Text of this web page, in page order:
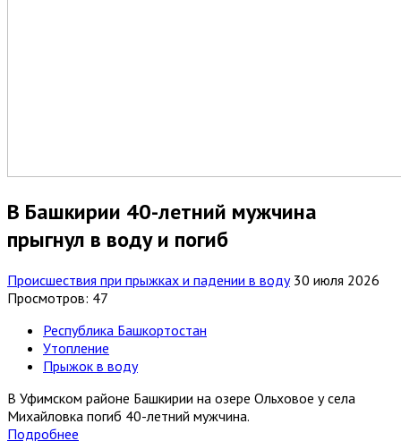
В Башкирии 40-летний мужчина
прыгнул в воду и погиб
Происшествия при прыжках и падении в воду 30 июля 2026
Просмотров: 47
Республика Башкортостан
Утопление
Прыжок в воду
В Уфимском районе Башкирии на озере Ольховое у села
Михайловка погиб 40-летний мужчина.
Подробнее